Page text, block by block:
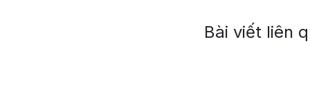
Bài viết liên